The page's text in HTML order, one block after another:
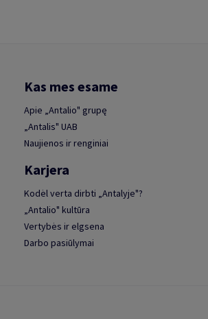
Kas mes esame
Apie „Antalio" grupę
„Antalis" UAB
Naujienos ir renginiai
Karjera
Kodėl verta dirbti „Antalyje"?
„Antalio" kultūra
Vertybės ir elgsena
Darbo pasiūlymai